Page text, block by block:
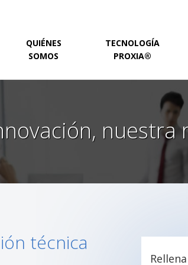
QUIÉNES
SOMOS
TECNOLOGÍA
PROXIA®
nuestra
técnica